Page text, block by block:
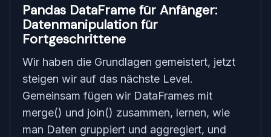
Pandas DataFrame für Anfänger:
Datenmanipulation für
Fortgeschrittene
Wir haben die Grundlagen gemeistert, jetzt
steigen wir auf das nächste Level.
Gemeinsam fügen wir DataFrames mit
merge() und join() zusammen, lernen, wie
man Daten gruppiert und aggregiert, und